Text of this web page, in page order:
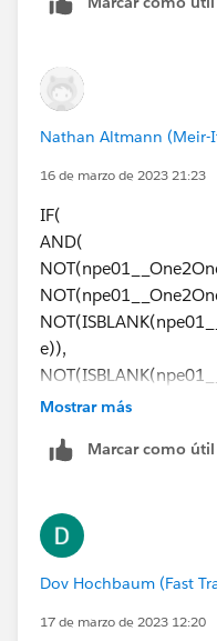
NULL,
' and ' ) &
IF(
Nathan Altmann (Meir-
16 de marzo de 2023 21:23
IF(
AND(
e)),
Name__c))
) & " ",
IF(
Mostrar más
Marcar como útil
Dov Hochbaum (Fast
17 de marzo de 2023 12:20